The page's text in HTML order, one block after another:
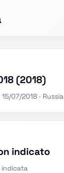
(2018)
07/2018 · Russia
indicato
indicata